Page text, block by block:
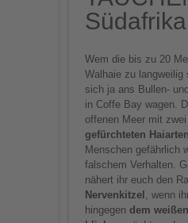
Südafrika
Wem die bis zu 20
Walhaie zu langweilig
sich ja ans Bullen-
in Coffe Bay wagen.
offenen Meer mit
gefürchteten Haiarten
Menschen gefährlich
falschem Verhalten.
nähert ihr euch den
Nervenkitzel
, wenn
hingegen dem